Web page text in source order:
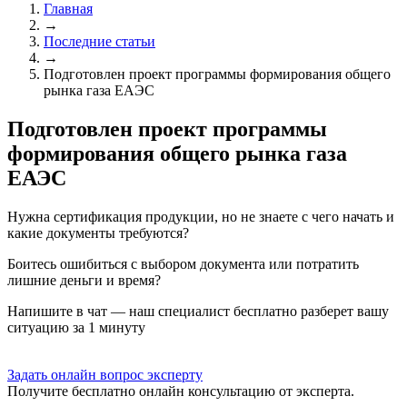
Главная
→
Последние статьи
→
Подготовлен проект программы формирования общего
рынка газа ЕАЭС
Подготовлен проект программы
формирования общего рынка газа
ЕАЭС
Нужна сертификация продукции, но не знаете с чего начать и
какие документы требуются?
Боитесь ошибиться с выбором документа или потратить
лишние деньги и время?
Напишите в чат — наш специалист бесплатно разберет вашу
ситуацию за 1 минуту
Задать онлайн вопрос эксперту
Получите бесплатно онлайн консультацию от эксперта.